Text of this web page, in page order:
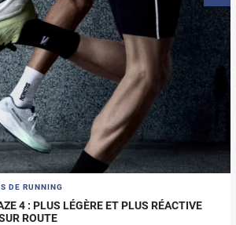
DE RUNNING
4 : PLUS LÉGÈRE ET PLUS RÉACTIVE
ROUTE